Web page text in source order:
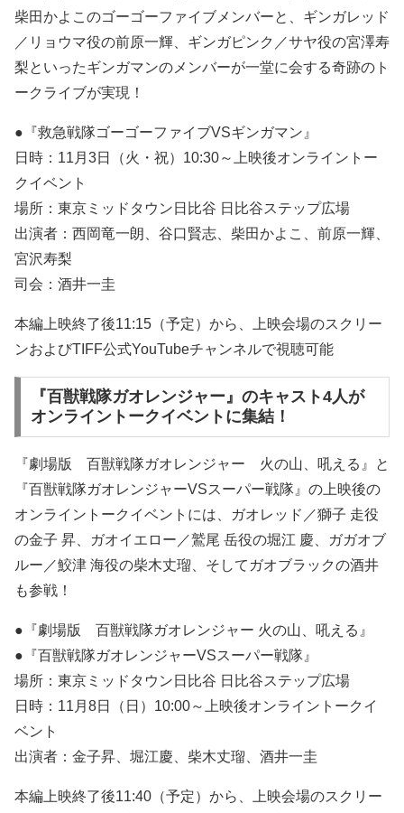
柴田かよこのゴーゴーファイブメンバーと、ギンガレッド
／リョウマ役の前原一輝、ギンガピンク／サヤ役の宮澤寿
梨といったギンガマンのメンバーが一堂に会する奇跡のト
ークライブが実現！
●『救急戦隊ゴーゴーファイブVSギンガマン』
日時：11月3日（火・祝）10:30～上映後オンライントー
クイベント
場所：東京ミッドタウン日比谷 日比谷ステップ広場
出演者：西岡竜一朗、谷口賢志、柴田かよこ、前原一輝、
宮沢寿梨
司会：酒井一圭
本編上映終了後11:15（予定）から、上映会場のスクリー
ンおよびTIFF公式YouTubeチャンネルで視聴可能
『百獣戦隊ガオレンジャー』のキャスト4人が
オンライントークイベントに集結！
『劇場版 百獣戦隊ガオレンジャー 火の山、吼える』と
『百獣戦隊ガオレンジャーVSスーパー戦隊』の上映後の
オンライントークイベントには、ガオレッド／獅子 走役
の金子 昇、ガオイエロー／鷲尾 岳役の堀江 慶、ガガオブ
ルー／鮫津 海役の柴木丈瑠、そしてガオブラックの酒井
も参戦！
●『劇場版 百獣戦隊ガオレンジャー 火の山、吼える』
●『百獣戦隊ガオレンジャーVSスーパー戦隊』
場所：東京ミッドタウン日比谷 日比谷ステップ広場
日時：11月8日（日）10:00～上映後オンライントークイ
ベント
出演者：金子昇、堀江慶、柴木丈瑠、酒井一圭
本編上映終了後11:40（予定）から、上映会場のスクリー